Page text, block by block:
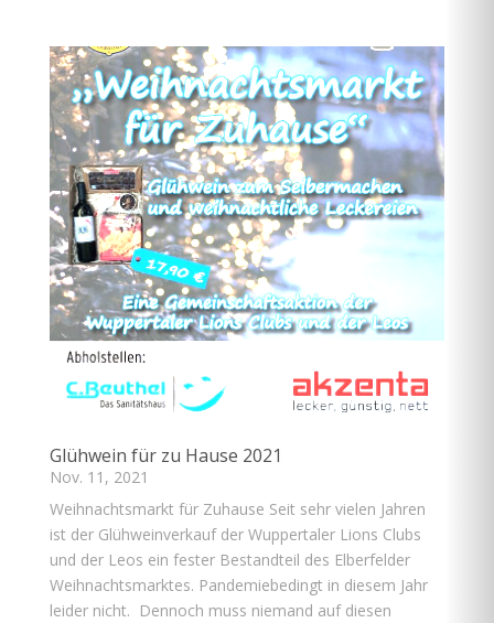
Glühwein für zu Hause 2021
Nov. 11, 2021
Weihnachtsmarkt für Zuhause Seit sehr vielen Jahren
ist der Glühweinverkauf der Wuppertaler Lions Clubs
und der Leos ein fester Bestandteil des Elberfelder
Weihnachtsmarktes. Pandemiebedingt in diesem Jahr
leider nicht. Dennoch muss niemand auf diesen